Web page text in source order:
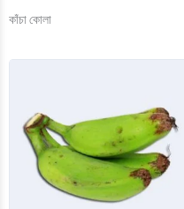
কাঁচা কোলা